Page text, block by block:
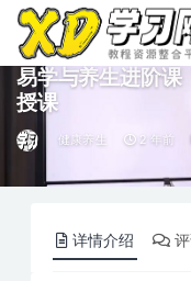
易学与养生进阶课
授课
健康养生 2 年前
详情介绍